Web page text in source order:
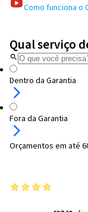
Como funciona o
Qual serviço
Dentro da Garantia
Fora da Garantia
Orçamentos em até